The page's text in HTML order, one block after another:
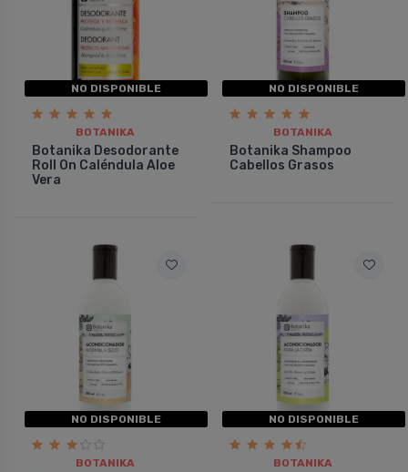
NO DISPONIBLE
BOTANIKA
Botanika Desodorante
Roll On Caléndula Aloe
Vera
NO DISPONIBLE
BOTANIKA
Botanika Shampoo
Cabellos Grasos
NO DISPONIBLE
BOTANIKA
NO DISPONIBLE
BOTANIKA